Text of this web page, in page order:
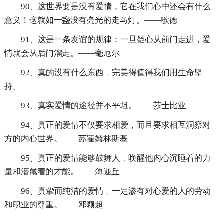
90、这世界要是没有爱情，它在我们心中还会有什么
意义！这就如一盏没有亮光的走马灯。——歌德
91、这是一条友谊的规律：一旦疑心从前门走进，爱
情就会从后门溜走。——毫厄尔
92、真的没有什么东西，完美得值得我们用生命坚
持。
93、真实爱情的途径并不平坦。——莎士比亚
94、真正的爱情不仅要求相爱，而且要求相互洞察对
方的内心世界。——苏霍姆林斯基
95、真正的爱情能够鼓舞人，唤醒他内心沉睡着的力
量和潜藏着的才能。——薄迦丘
96、真挚而纯洁的爱情，一定渗有对心爱的人的劳动
和职业的尊重。——邓颖超